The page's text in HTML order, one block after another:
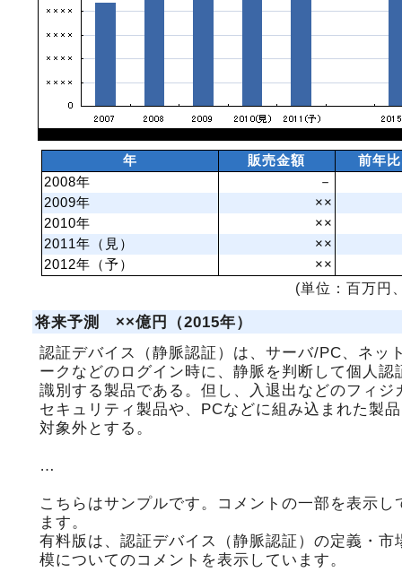
年 販売金額
前年比
2008年
－
2009年
××
2010年
××
2011年（見）
××
2012年（予）
××
(単位：百万円
将来予測 ××億円（2015年）
認証デバイス（静脈認証）は、サーバ/PC、ネッ
ークなどのログイン時に、静脈を判断して個人認
識別する製品である。但し、入退出などのフィジ
セキュリティ製品や、PCなどに組み込まれた製
対象外とする。
…
こちらはサンプルです。コメントの一部を表示し
ます。
有料版は、認証デバイス（静脈認証）の定義・市
模についてのコメントを表示しています。